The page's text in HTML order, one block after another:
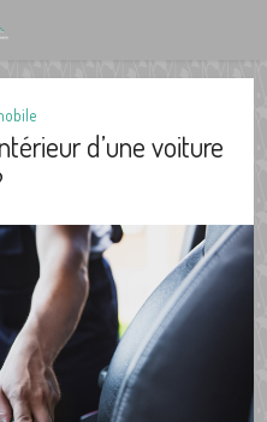
d’une voiture